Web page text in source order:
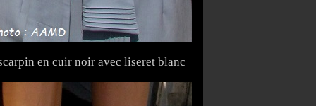
en cuir noir avec liseret blanc